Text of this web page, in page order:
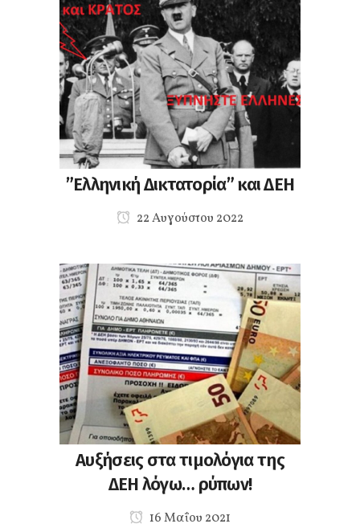
”Ελληνική Δικτατορία” και ΔΕΗ
22 Αυγούστου 2022
Αυξήσεις στα τιμολόγια της
ΔΕΗ λόγω… ρύπων!
16 Μαΐου 2021